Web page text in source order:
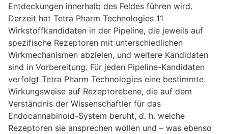
Entdeckungen innerhalb des Feldes führen wird.
Derzeit hat Tetra Pharm Technologies 11
Wirkstoffkandidaten in der Pipeline, die jeweils auf
spezifische Rezeptoren mit unterschiedlichen
Wirkmechanismen abzielen, und weitere Kandidaten
sind in Vorbereitung. Für jeden Pipeline-Kandidaten
verfolgt Tetra Pharm Technologies eine bestimmte
Wirkungsweise auf Rezeptorebene, die auf dem
Verständnis der Wissenschaftler für das
Endocannabinoid-System beruht, d. h. welche
Rezeptoren sie ansprechen wollen und – was ebenso